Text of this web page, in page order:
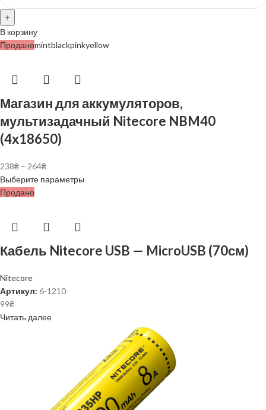
В корзину
Проданоmintblackpinkyellow
Магазин для аккумуляторов,
мультизадачный Nitecore NBM40
(4х18650)
238₴ – 264₴
Выберите параметры
Продано
Кабель Nitecore USB — MicroUSB (70см)
Nitecore
Артикул: 6-1210
99₴
Читать далее